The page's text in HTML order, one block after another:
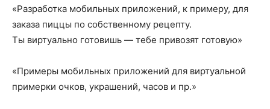
«Разработка мобильных приложений, к примеру, для
заказа пиццы по собственному рецепту.
Ты виртуально готовишь — тебе привозят готовую»
«Примеры мобильных приложений для виртуальной
примерки очков, украшений, часов и пр.»